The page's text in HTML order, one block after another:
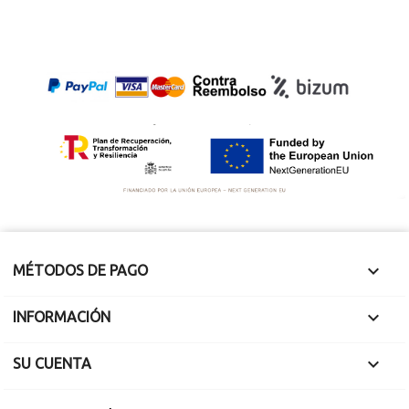
Mide 2.7 x 2.1 x 0.15
gramos.
Seccion cortada
cm.
MÉTODOS DE PAGO 
INFORMACIÓN 
SU CUENTA 